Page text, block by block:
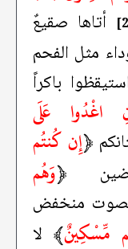
أتاها صقيعٌ
مثل الفحم
باكراً
(21) أَنِ اغْدُوا عَلَى
﴿إِن كُنتُم
﴿وَهُم
منخفض
مِّسْكِينٌ﴾ لا